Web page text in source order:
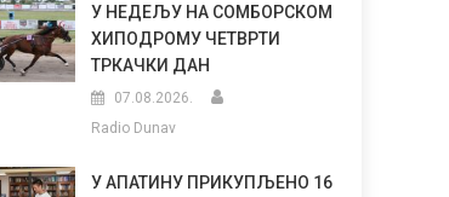
У НЕДЕЉУ НА СОМБОРСКОМ
ХИПОДРОМУ ЧЕТВРТИ
ТРКАЧКИ ДАН
07.08.2026.
Radio Dunav
У АПАТИНУ ПРИКУПЉЕНО 16